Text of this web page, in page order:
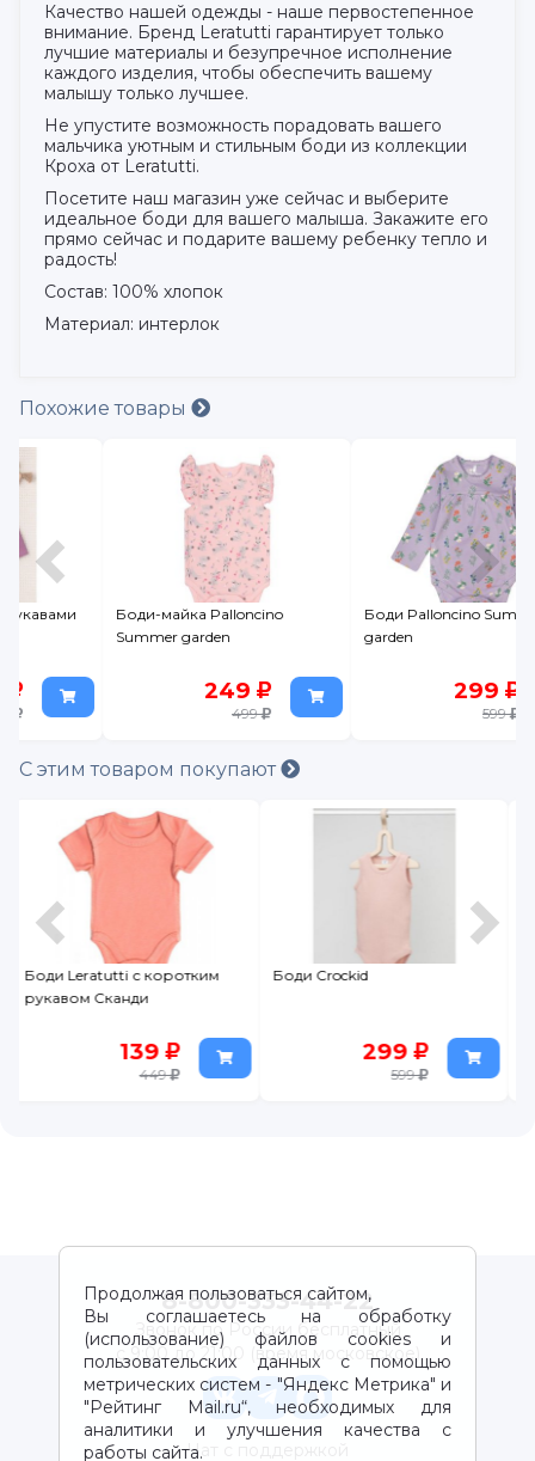
Качество нашей одежды - наше первостепенное
внимание. Бренд Leratutti гарантирует только
лучшие материалы и безупречное исполнение
каждого изделия, чтобы обеспечить вашему
малышу только лучшее.
Не упустите возможность порадовать вашего
мальчика уютным и стильным боди из коллекции
Кроха от Leratutti.
Посетите наш магазин уже сейчас и выберите
идеальное боди для вашего малыша. Закажите его
прямо сейчас и подарите вашему ребенку тепло и
радость!
Состав: 100% хлопок
Материал: интерлок
Похожие товары
Боди-майка Palloncino
Summer garden
Боди Palloncino Summer
С этим товаром покупают
Боди Crockid
299
599
Боди-платье Leratutti
599
Продолжая пользоваться сайтом,
Вы соглашаетесь на обработку
(использование) файлов cookies и
пользовательских данных с помощью
метрических систем - "Яндекс Метрика" и
"Рейтинг Mail.ru“, необходимых для
аналитики и улучшения качества с
работы сайта.
8-800-333-44-22
Звонок по России бесплатный
с 9:00 до 21:00 (время московское)
Чат с поддержкой